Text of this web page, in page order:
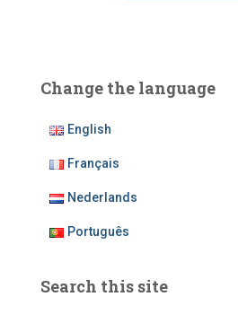
Change the language
English
Français
Nederlands
Português
Search this site